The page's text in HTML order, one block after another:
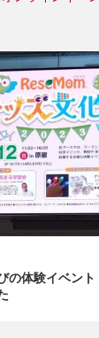
の体験イベン